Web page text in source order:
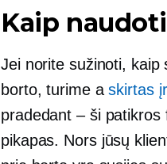
Kaip
Jei norite sužinoti, kaip
borto, turime askirtas
pradedant – ši
pikapas. Nors jūsų